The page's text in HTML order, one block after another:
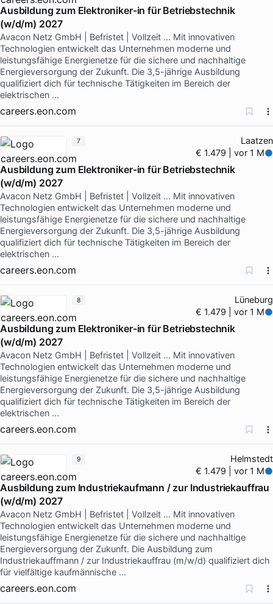
Ausbildung zum Elektroniker-in für Betriebstechnik
(w/d/m) 2027
Avacon Netz GmbH | Befristet | Vollzeit … Mit innovativen
Technologien entwickelt das Unternehmen moderne und
leistungsfähige Energienetze für die sichere und nachhaltige
Energieversorgung der Zukunft. Die 3,5-jährige Ausbildung
qualifiziert dich für technische Tätigkeiten im Bereich der
elektrischen …
careers.eon.com
Laatzen
€ 1.479 | vor 1 M
Ausbildung zum Elektroniker-in für Betriebstechnik
(w/d/m) 2027
Avacon Netz GmbH | Befristet | Vollzeit … Mit innovativen
Technologien entwickelt das Unternehmen moderne und
leistungsfähige Energienetze für die sichere und nachhaltige
Energieversorgung der Zukunft. Die 3,5-jährige Ausbildung
qualifiziert dich für technische Tätigkeiten im Bereich der
elektrischen …
careers.eon.com
7
Lüneburg
€ 1.479 | vor 1 M
Ausbildung zum Elektroniker-in für Betriebstechnik
(w/d/m) 2027
Avacon Netz GmbH | Befristet | Vollzeit … Mit innovativen
Technologien entwickelt das Unternehmen moderne und
leistungsfähige Energienetze für die sichere und nachhaltige
Energieversorgung der Zukunft. Die 3,5-jährige Ausbildung
qualifiziert dich für technische Tätigkeiten im Bereich der
elektrischen …
careers.eon.com
8
Helmstedt
€ 1.479 | vor 1 M
Ausbildung zum Industriekaufmann / zur Industriekauffrau
(w/d/m) 2027
Avacon Netz GmbH | Befristet | Vollzeit … Mit innovativen
Technologien entwickelt das Unternehmen moderne und
leistungsfähige Energienetze für die sichere und nachhaltige
Energieversorgung der Zukunft. Die Ausbildung zum
Industriekauffmann / zur Industriekauffrau (m/w/d) qualifiziert dich
für vielfältige kaufmännische …
careers.eon.com
9